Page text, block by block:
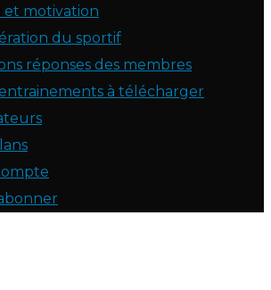
et motivation
du sportif
réponses des membres
à télécharger